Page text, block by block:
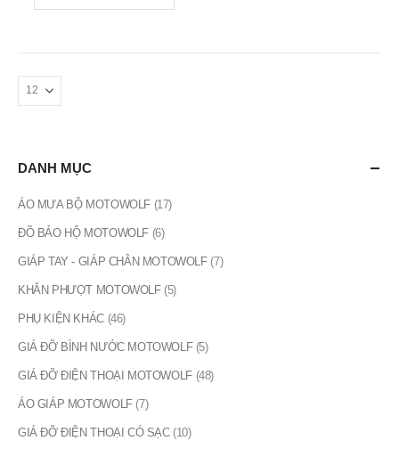
DANH MỤC
ÁO MƯA BỘ MOTOWOLF (17)
ĐỒ BẢO HỘ MOTOWOLF (6)
GIÁP TAY - GIÁP CHÂN MOTOWOLF (7)
KHĂN PHƯỢT MOTOWOLF (5)
PHỤ KIỆN KHÁC (46)
GIÁ ĐỠ BÌNH NƯỚC MOTOWOLF (5)
GIÁ ĐỠ ĐIỆN THOẠI MOTOWOLF (48)
ÁO GIÁP MOTOWOLF (7)
GIÁ ĐỠ ĐIỆN THOẠI CÓ SẠC (10)